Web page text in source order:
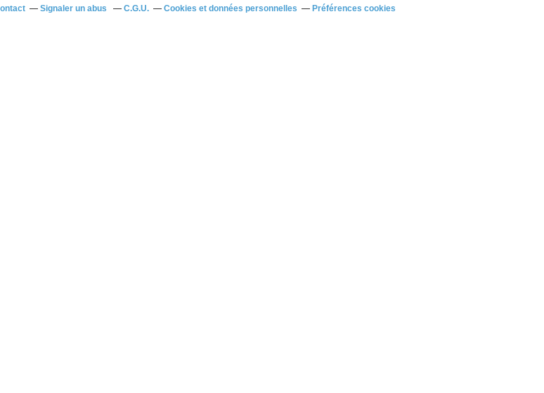
Signaler un abus C.G.U. Cookies et données personnelles Préférences cookies